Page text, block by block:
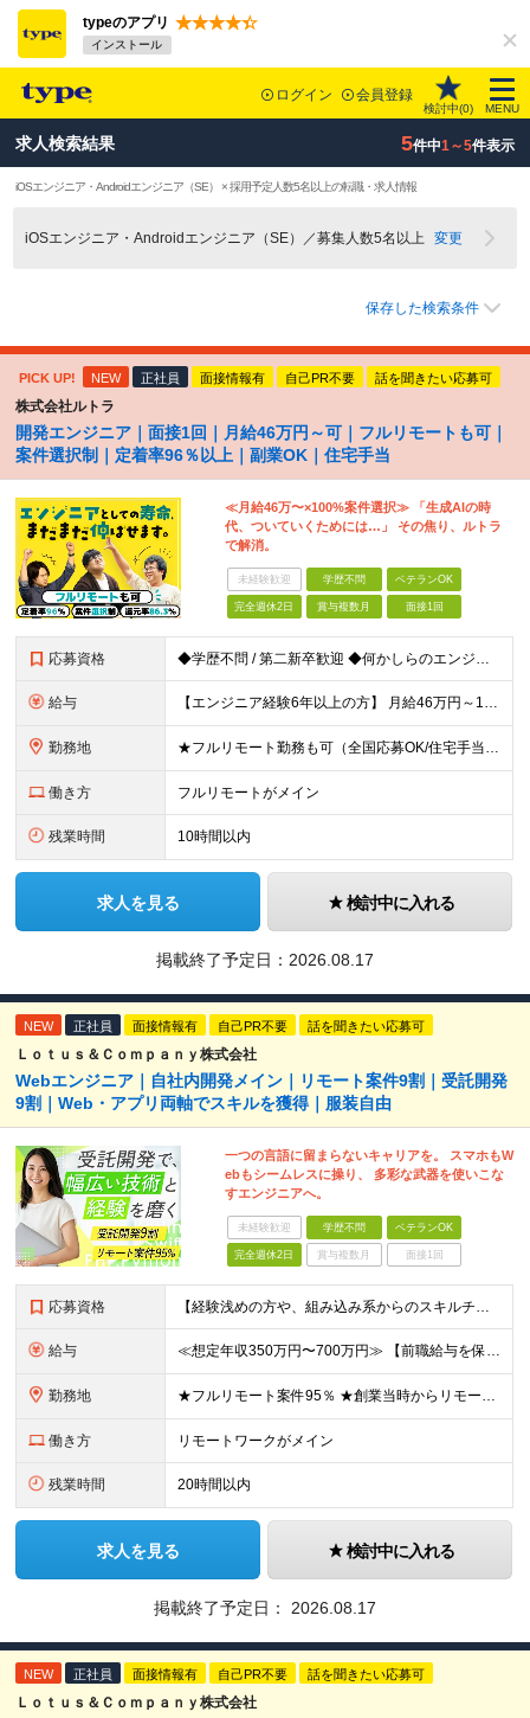
typeのアプリ
インストール
ログイン 会員登録
検討中(0) MENU
求人検索結果 5件中1～5件表示
iOSエンジニア・Androidエンジニア（SE） × 採用予定人数5名以上の転職・求人情報
iOSエンジニア・Androidエンジニア（SE）／募集人数5名以上 変更
保存した検索条件
PICK UP! NEW 正社員 面接情報有 自己PR不要 話を聞きたい応募可
株式会社ルトラ
開発エンジニア｜面接1回｜月給46万円～可｜フルリモートも可｜
案件選択制｜定着率96％以上｜副業OK｜住宅手当
≪月給46万〜×100%案件選択≫ 「生成AIの時
代、ついていくためには…」 その焦り、ルトラ
で解消。
未経験歓迎 学歴不問 ベテランOK
完全週休2日 賞与複数月 面接1回
応募資格 ◆学歴不問 / 第二新卒歓迎 ◆何かしらのエンジニア経験をお持ちの方 （言語・期間・フェーズ不問） 経験浅めの方も遠慮なくご応募ください！ ■入社前Q＆A ────── ◎実力に見合った報酬が手に
給与 【エンジニア経験6年以上の方】 月給46万円～100万円（固定残業代含む） ※上記月給には月30時間分の固定残業代（月8万7,400円～月19万円）を含む。超過分は全額支給。 【エンジニア経験4年以
勤務地 ★フルリモート勤務も可（全国応募OK/住宅手当を支給します） ※案件によって常駐が必要になる場合があります。 ※希望がない限り、転勤はありません ※U・Iターン歓迎 ★ルトラの社員は全国各地で活躍中
働き方 フルリモートがメイン
残業時間 10時間以内
求人を見る 検討中に入れる
掲載終了予定日： 2026.08.17
NEW 正社員 面接情報有 自己PR不要 話を聞きたい応募可
Ｌｏｔｕｓ＆Ｃｏｍｐａｎｙ株式会社
Webエンジニア｜自社内開発メイン｜リモート案件9割｜受託開発
9割｜Web・アプリ両軸でスキルを獲得｜服装自由
一つの言語に留まらないキャリアを。 スマホもW
ebもシームレスに操り、 多彩な武器を使いこな
すエンジニアへ。
未経験歓迎 学歴不問 ベテランOK
完全週休2日 賞与複数月 面接1回
応募資格 【経験浅めの方や、組み込み系からのスキルチェンジ大歓迎！】 ■何かしらの開発経験をお持ちの方（言語不問） └テスター・ローコード開発のみや、 C言語での組み込み開発経験でも大歓迎です！ ■本社
給与 ≪想定年収350万円〜700万円≫ 【前職給与を保証・考慮】 ご経験やスキルに応じて優遇いたします！ ★経験が浅い方も前職の給与水準をしっかり考慮。面接にてご相談の上、納得のいく条件でスタートできま
勤務地 ★フルリモート案件95％ ★創業当時からリモートワークに注力 勤務は自宅または中目黒オフィスが中心となります。 案件の約9割は受託開発ですが、 一部案件では首都圏のクライアント先で勤務いただく場合が
働き方 リモートワークがメイン
残業時間 20時間以内
求人を見る 検討中に入れる
掲載終了予定日： 2026.08.17
NEW 正社員 面接情報有 自己PR不要 話を聞きたい応募可
Ｌｏｔｕｓ＆Ｃｏｍｐａｎｙ株式会社